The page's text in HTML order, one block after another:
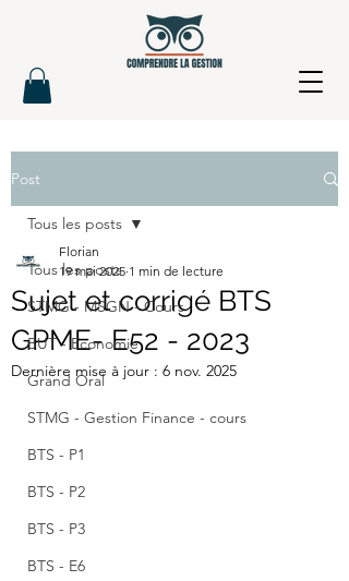
Post
Tous les posts
STMG - MSGN - Cours
BUT - Economie
Grand Oral
STMG - Gestion Finance - cours
BTS - P1
BTS - P2
BTS - P3
BTS - E6
Tous les posts
Sujet et corrigé BTS
GPME- E52 - 2023
Florian
19 mai 2025 1 min de lecture
Dernière mise à jour : 6 nov. 2025